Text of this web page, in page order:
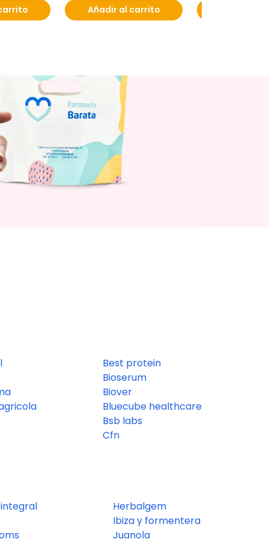
Añadir al carrito
Best protein
Bioserum
Biover
Bluecube healthcare
Bsb labs
Cfn
Herbalgem
Ibiza y formentera
Juanola